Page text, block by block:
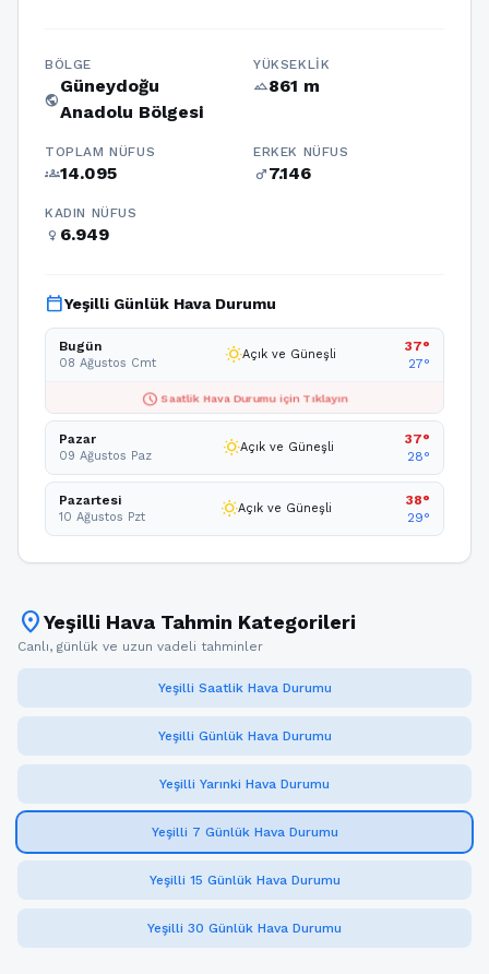
BÖLGE
public
Güneydoğu
Anadolu Bölgesi
YÜKSEKLIK
terrain861 m
TOPLAM NÜFUS
groups14.095
ERKEK NÜFUS
male7.146
KADIN NÜFUS
female 6.949
calendar_todayYeşilli Günlük Hava Durumu
Bugün
08 Ağustos Cmt wb_sunnyAçık ve Güneşli
37°
27°
schedule Saatlik Hava Durumu için Tıklayın
Pazar
09 Ağustos Paz wb_sunnyAçık ve Güneşli
37°
28°
Pazartesi
10 Ağustos Pzt wb_sunnyAçık ve Güneşli
38°
29°
location_onYeşilli Hava Tahmin Kategorileri
Canlı, günlük ve uzun vadeli tahminler
Yeşilli Saatlik Hava Durumu
Yeşilli Günlük Hava Durumu
Yeşilli Yarınki Hava Durumu
Yeşilli 7 Günlük Hava Durumu
Yeşilli 15 Günlük Hava Durumu
Yeşilli 30 Günlük Hava Durumu